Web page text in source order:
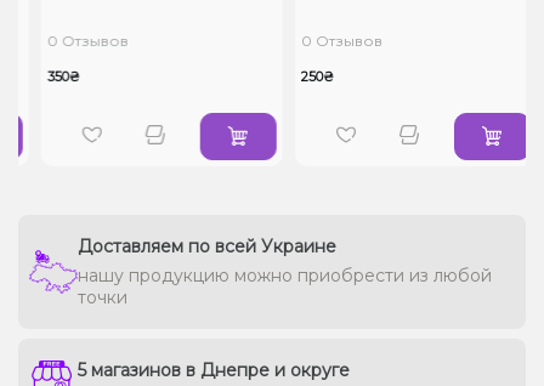
0 Отзывов
350₴
0 Отзывов
250₴
Доставляем по всей Украине
нашу продукцию можно приобрести из любой
точки
5 магазинов в Днепре и округе